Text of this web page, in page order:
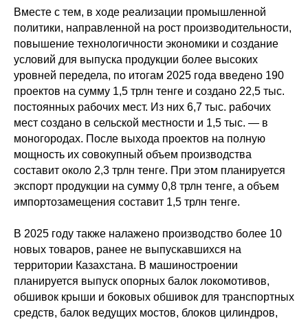
Вместе с тем, в ходе реализации промышленной
политики, направленной на рост производительности,
повышение технологичности экономики и создание
условий для выпуска продукции более высоких
уровней передела, по итогам 2025 года введено 190
проектов на сумму 1,5 трлн тенге и создано 22,5 тыс.
постоянных рабочих мест. Из них 6,7 тыс. рабочих
мест создано в сельской местности и 1,5 тыс. — в
моногородах. После выхода проектов на полную
мощность их совокупный объем производства
составит около 2,3 трлн тенге. При этом планируется
экспорт продукции на сумму 0,8 трлн тенге, а объем
импортозамещения составит 1,5 трлн тенге.
В 2025 году также налажено производство более 10
новых товаров, ранее не выпускавшихся на
территории Казахстана. В машиностроении
планируется выпуск опорных балок локомотивов,
обшивок крыши и боковых обшивок для транспортных
средств, балок ведущих мостов, блоков цилиндров,